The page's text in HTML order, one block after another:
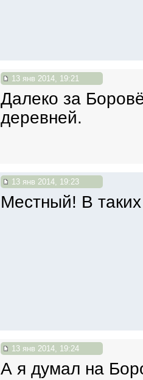
13 янв 2014, 19:21
Далеко за
деревней.
13 янв 2014, 19:23
Местный! В
13 янв 2014, 19:24
А я думал на